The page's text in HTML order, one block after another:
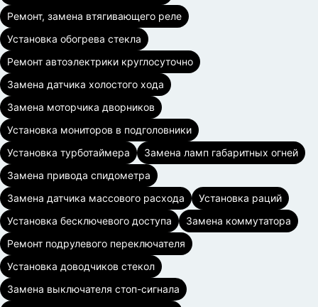
Ремонт, замена втягивающего реле
Установка обогрева стекла
Ремонт автоэлектрики круглосуточно
Замена датчика холостого хода
Замена моторчика дворников
Установка мониторов в подголовники
Установка турботаймера
Замена ламп габаритных огней
Замена привода спидометра
Замена датчика массового расхода
Установка раций
Установка бесключевого доступа
Замена коммутатора
Ремонт подрулевого переключателя
Установка доводчиков стекол
Замена выключателя стоп-сигнала